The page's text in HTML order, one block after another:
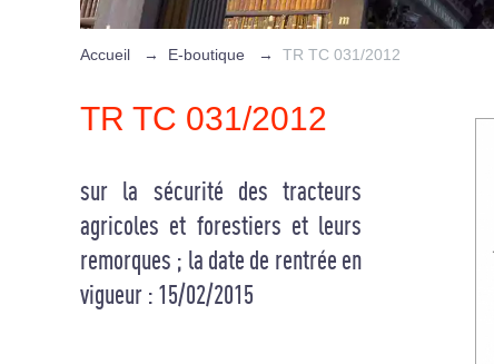
Accueil → E-boutique → TR TC 031/2012
TR TC 031/2012
sur la sécurité des tracteurs
agricoles et forestiers et leurs
remorques ; la date de rentrée en
vigueur : 15/02/2015